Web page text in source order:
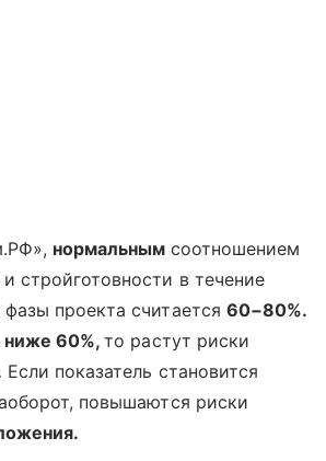
нормальным соотношением
стройготовности в течение
проекта считается 60−80%.
ниже 60%,то растут риски
Если показатель становится
повышаются риски